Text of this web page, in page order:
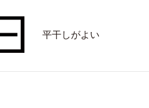
平干しがよい